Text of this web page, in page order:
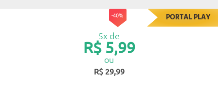
-40% PORTAL PLAY
R$ 29,99
5x de
R$ 5,99
ou